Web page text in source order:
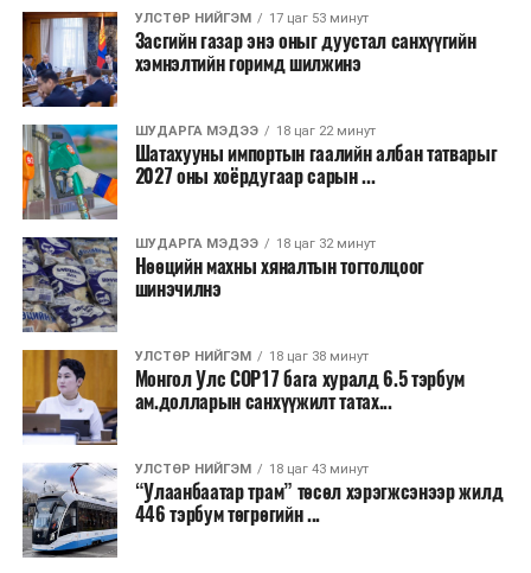
“Улаанбаатар трам” төсөл хэрэгжиж, авто замын
ачаалал буурснаар трассын дагуух автомашинуудын
шатахууны хэмнэлт жилд 446 тэрбум төгрөгт хүрэх
боломжтой гэсэн тооцоог техник, эдийн засгийн
үндэслэлд тусгажээ.
Төсөл хэрэгжсэнээр иргэдийн зорчих хугацаа
богиносож, түгжрэлээс үүдэлтэй эдийн засгийн
алдагдал буурахын зэрэгцээ аюулгүй, найдвартай,
тав тухтай, хүртээмжтэй нийтийн тээврийн шинэ
тогтолцоо бүрдэх ач холбогдолтой юм.
УЛСТӨР НИЙГЭМ 17 цаг 53 минут
Засгийн газар энэ оныг дуустал санхүүгийн
хэмнэлтийн горимд шилжинэ
ШУДАРГА МЭДЭЭ 18 цаг 22 минут
Шатахууны импортын гаалийн албан татварыг
2027 оны хоёрдугаар сарын ...
ШУДАРГА МЭДЭЭ 18 цаг 32 минут
Нөөцийн махны хяналтын тогтолцоог
шинэчилнэ
УЛСТӨР НИЙГЭМ 18 цаг 38 минут
Монгол Улс COP17 бага хуралд 6.5 тэрбум
ам.долларын санхүүжилт татах...
УЛСТӨР НИЙГЭМ 18 цаг 43 минут
“Улаанбаатар трам” төсөл хэрэгжсэнээр жилд
446 тэрбум төгрөгийн ...